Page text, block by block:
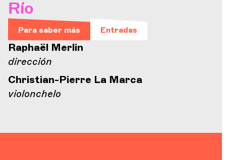
Río
Para saber más Entradas
Raphaël Merlin
dirección
Christian-Pierre La Marca
violonchelo